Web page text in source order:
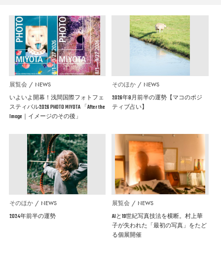
展覧会 NEWS
いよいよ開幕！浅間国際フォトフェ
スティバル2026 PHOTO MIYOTA 「After the
Image｜イメージのその後」
そのほか NEWS
2026年8月前半の運勢【マコのポジ
ティブ占い】
そのほか NEWS
2024年前半の運勢
展覧会 NEWS
AIと19世紀写真技法を横断。村上華
子が失われた「最初の写真」をたど
る個展開催